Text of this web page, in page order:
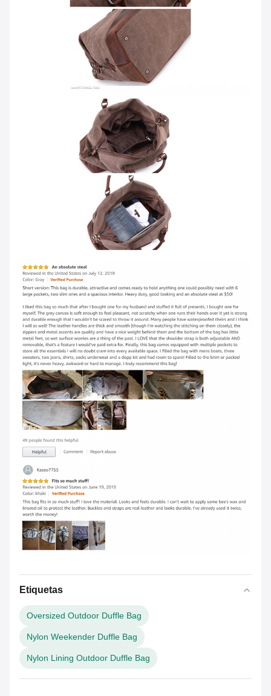
Etiquetas
Oversized Outdoor Duffle Bag
Nylon Weekender Duffle Bag
Nylon Lining Outdoor Duffle Bag